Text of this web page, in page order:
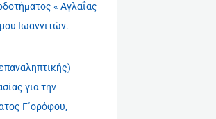
« Αγλαΐας
Ιωαννιτών.
για την
Γ΄ορόφου,